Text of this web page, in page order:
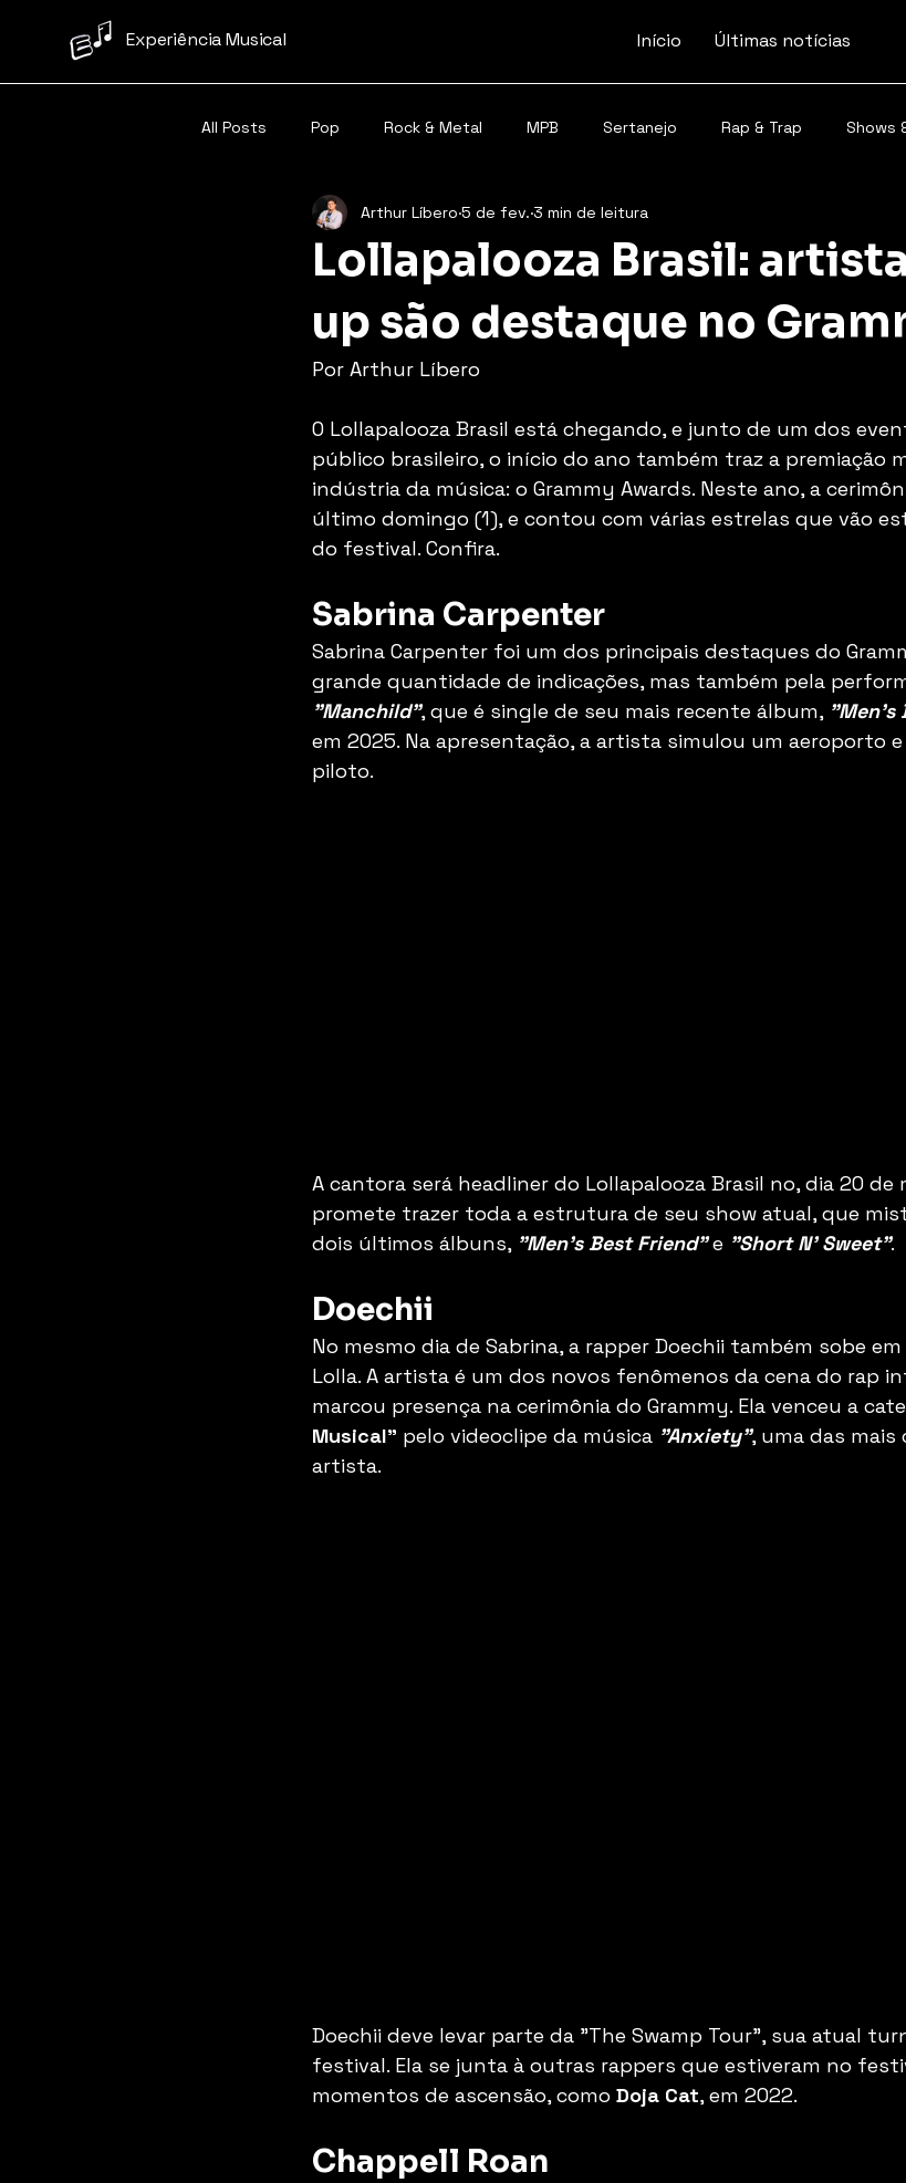
Experiência Musical Início Últimas notícias
All Posts Pop Rock & Metal MPB Sertanejo Rap & Trap Shows
Samba/Pagode Carnaval
Lollapalooza Brasil:
up são destaque no
Arthur Líbero 5 de fev. 3 min de leitura
Por Arthur Líbero
O Lollapalooza Brasil está chegando, e junto de um dos
público brasileiro, o início do ano também traz a premiação
indústria da música: o Grammy Awards. Neste ano, a
último domingo (1), e contou com várias estrelas que vão
do festival. Confira.
Sabrina Carpenter
Sabrina Carpenter foi um dos principais destaques do
grande quantidade de indicações, mas também pela
"Manchild", que é single de seu mais recente álbum, "Men's
em 2025. Na apresentação, a artista simulou um aeroporto
piloto.
A cantora será headliner do Lollapalooza Brasil no, dia 20
promete trazer toda a estrutura de seu show atual, que
dois últimos álbuns, "Men's Best Friend" e "Short N' Sweet".
Doechii
No mesmo dia de Sabrina, a rapper Doechii também sobe
Lolla. A artista é um dos novos fenômenos da cena do rap
marcou presença na cerimônia do Grammy. Ela venceu a
Musical" pelo videoclipe da música "Anxiety", uma das mais
artista.
Doechii deve levar parte da "The Swamp Tour", sua atual
festival. Ela se junta à outras rappers que estiveram no
momentos de ascensão, como Doja Cat, em 2022.
Chappell Roan